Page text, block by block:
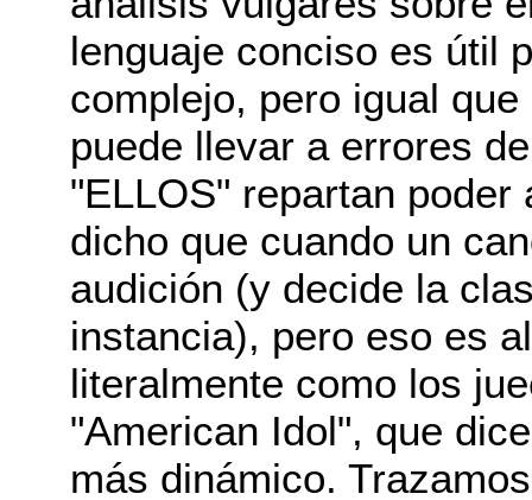
lenguaje conciso es útil
complejo, pero igual
puede llevar a errores
"ELLOS" repartan
dicho que cuando un
audición (y decide la
instancia), pero eso es
literalmente como los
"American Idol", que
más dinámico.